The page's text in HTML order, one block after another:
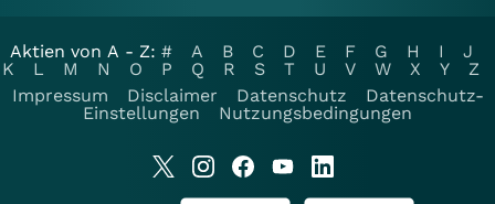
Aktien von A - Z: # A B C D E F G H I
J
K
L M N O P Q R S T U V W X Y
Z
Impressum
Disclaimer Datenschutz
Datenschutz-
Einstellungen
Nutzungsbedingungen